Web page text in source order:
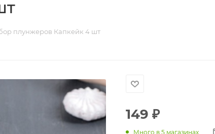
плунжеров Капкейк 4 шт
149 ₽
Много в 5 магазинах